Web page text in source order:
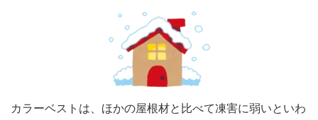
カラーベストは、ほかの屋根材と比べて凍害に弱いといわ